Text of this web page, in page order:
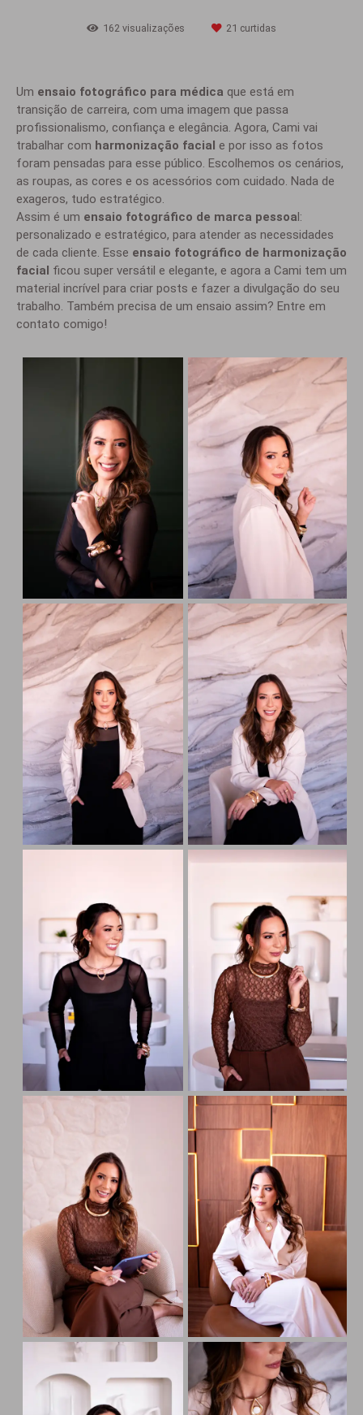
162 visualizações 21 curtidas
Um ensaio fotográfico para médica que está em
transição de carreira, com uma imagem que passa
profissionalismo, confiança e elegância. Agora, Cami vai
trabalhar com harmonização facial e por isso as fotos
foram pensadas para esse público. Escolhemos os cenários,
as roupas, as cores e os acessórios com cuidado. Nada de
exageros, tudo estratégico.
Assim é um ensaio fotográfico de marca pessoal:
personalizado e estratégico, para atender as necessidades
de cada cliente. Esse ensaio fotográfico de harmonização
facial ficou super versátil e elegante, e agora a Cami tem um
material incrível para criar posts e fazer a divulgação do seu
trabalho. Também precisa de um ensaio assim? Entre em
contato comigo!